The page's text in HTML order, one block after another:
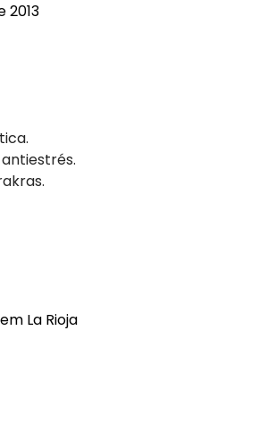
2013
La Rioja